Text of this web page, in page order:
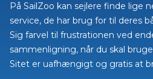
På SailZoo kan sejlere finde lige
service, de har brug for til deres
Sig farvel til frustrationen ved
sammenligning, når du skal
Sitet er uafhængigt og gratis at